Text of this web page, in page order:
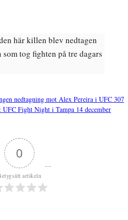
här killen blev nedtagen
tog fighten på tre dagars
nedtagning mot Alex Pereira i UFC 307
Fight Night i Tampa 14 december
0
artikeln